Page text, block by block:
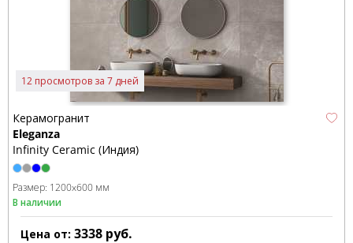
12 просмотров за 7 дней
Керамогранит
Eleganza
Infinity Ceramic (Индия)
Размер: 1200x600 мм
В наличии
Цена от: 3338 руб.